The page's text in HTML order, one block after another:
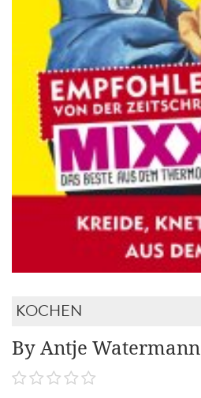
KOCHEN
By Antje Watermann